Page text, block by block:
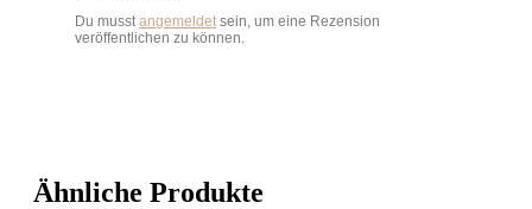
Du musstangemeldetsein, um eine Rezension
veröffentlichen zu können.
Ähnliche Produkte